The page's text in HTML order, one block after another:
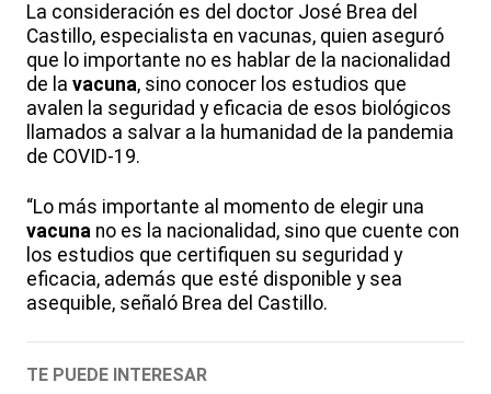
La consideración es del doctor José Brea del
Castillo, especialista en vacunas, quien aseguró
que lo importante no es hablar de la nacionalidad
de la vacuna, sino conocer los estudios que
avalen la seguridad y eficacia de esos biológicos
llamados a salvar a la humanidad de la pandemia
de COVID-19.
“Lo más importante al momento de elegir una
vacuna no es la nacionalidad, sino que cuente con
los estudios que certifiquen su seguridad y
eficacia, además que esté disponible y sea
asequible, señaló Brea del Castillo.
TE PUEDE INTERESAR